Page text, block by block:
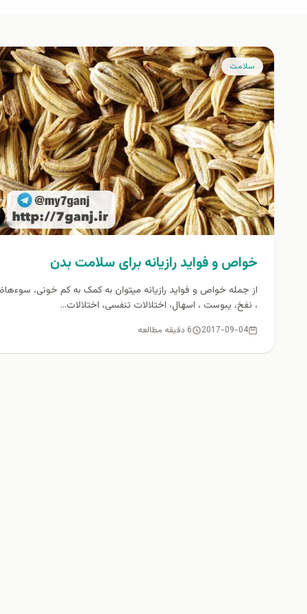
سلامت
خواص و فواید رازیانه برای سلامت بدن
از جمله خواص و فواید رازیانه میتوان به کمک به کم خونی،
، نفخ، یبوست ، اسهال، اختلالات تنفسی، اختلالات...
2017-09-04 6 دقیقه مطالعه